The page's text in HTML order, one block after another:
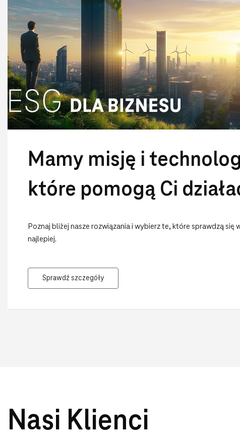
Mamy misję i
które pomogą Ci
zgodnie z ESG
Poznaj bliżej nasze rozwiązania i wybierz te, które sprawdzą się
najlepiej.
Sprawdź szczegóły
Nasi Klienci